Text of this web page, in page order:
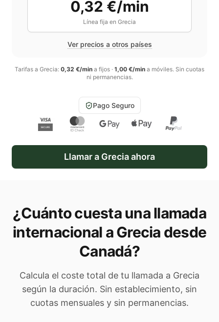
0,32 €/min
Línea fija en Grecia
Ver precios a otros países
Tarifas a Grecia: 0,32 €/min a fijos · 1,00 €/min a móviles. Sin cuotas
ni permanencias.
Pago Seguro
Llamar a Greciaahora
¿Cuánto cuesta una llamada
internacional aGrecia desde
Canadá?
Calcula el coste total de tu llamada a Grecia
según la duración. Sin establecimiento, sin
cuotas mensuales y sin permanencias.